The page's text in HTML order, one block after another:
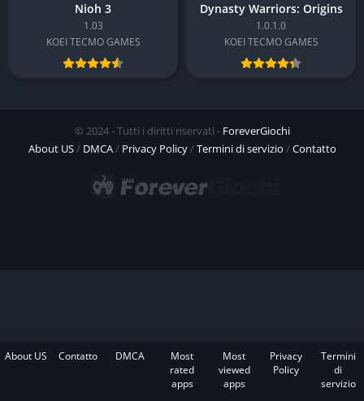
Nioh 3
1.03
KOEI TECMO GAMES
Dynasty Warriors: Origins
1.0.1.0
KOEI TECMO GAMES
© 2024 - Tutti i diritti riservati - ForeverGiochi
About US/ DMCA/ Privacy Policy/Termini di servizio /Contatto
About US Contatto DMCA
Most
rated
apps
Most
viewed
apps
Privacy
Policy
Termini
di
servizio